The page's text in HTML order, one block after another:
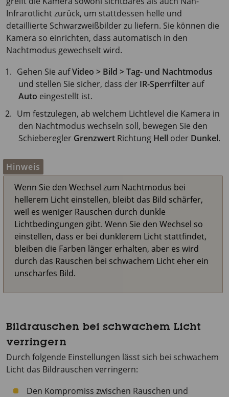
Infrarotlicht zurück, um stattdessen helle und
detaillierte Schwarzweißbilder zu liefern. Sie können die
Kamera so einrichten, dass automatisch in den
Nachtmodus gewechselt wird.
Gehen Sie aufVideo > Bild > Tag- und Nachtmodus
und stellen Sie sicher, dass der IR-Sperrfilterauf
Auto eingestellt ist.
Um festzulegen, ab welchem Lichtlevel die Kamera in
den Nachtmodus wechseln soll, bewegen Sie den
Schieberegler Grenzwert Richtung Hell oder Dunkel.
Hinweis
Wenn Sie den Wechsel zum Nachtmodus bei
hellerem Licht einstellen, bleibt das Bild schärfer,
weil es weniger Rauschen durch dunkle
Lichtbedingungen gibt. Wenn Sie den Wechsel so
einstellen, dass er bei dunklerem Licht stattfindet,
bleiben die Farben länger erhalten, aber es wird
durch das Rauschen bei schwachem Licht eher ein
unscharfes Bild.
Bildrauschen bei schwachem Licht
verringern
Durch folgende Einstellungen lässt sich bei schwachem
Licht das Bildrauschen verringern:
Den Kompromiss zwischen Rauschen und